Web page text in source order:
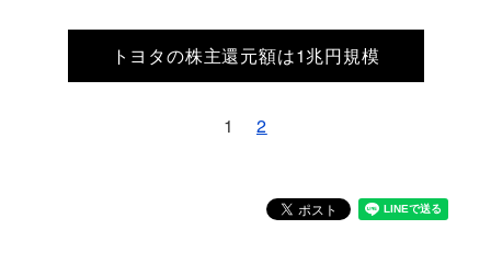
トヨタの株主還元額は1兆円規模
1 2